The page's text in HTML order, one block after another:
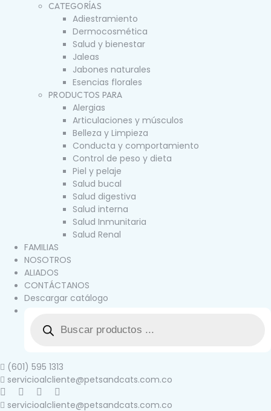
CATEGORÍAS
Adiestramiento
Dermocosmética
Salud y bienestar
Jaleas
Jabones naturales
Esencias florales
PRODUCTOS PARA
Alergias
Articulaciones y músculos
Belleza y Limpieza
Conducta y comportamiento
Control de peso y dieta
Piel y pelaje
Salud bucal
Salud digestiva
Salud interna
Salud Inmunitaria
Salud Renal
FAMILIAS
NOSOTROS
ALIADOS
CONTÁCTANOS
Descargar catálogo
(601) 595 1313
servicioalcliente@petsandcats.com.co
servicioalcliente@petsandcats.com.co